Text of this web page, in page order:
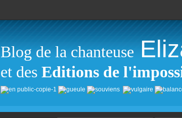
Blog de la chanteuse
et des Editions de